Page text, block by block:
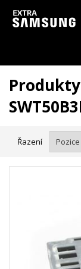
Vzhledem k
Řazení